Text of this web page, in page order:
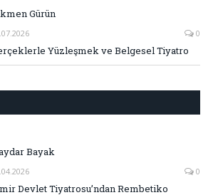
Gürün
0
Yüzleşmek ve Belgesel Tiyatro
Bayak
0
Devlet Tiyatrosu’ndan Rembetiko